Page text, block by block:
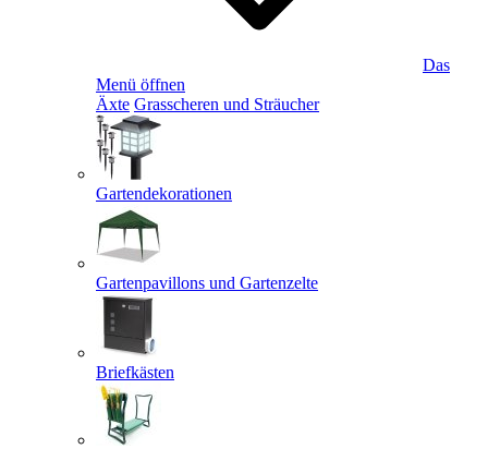
Das
Menü öffnen
Äxte Grasscheren und Sträucher
Gartendekorationen
Gartenpavillons und Gartenzelte
Briefkästen